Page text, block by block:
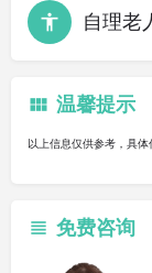
自理老
温馨提示
以上信息仅供参考，具
免费咨询